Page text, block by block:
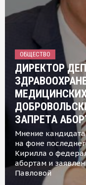
ОБЩЕСТВО
ДИРЕКТОР
ЗАПРЕТА
Мнение
на фоне
Кирилла о
абортам и
Павловой